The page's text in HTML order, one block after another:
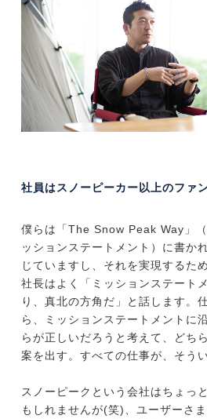
社員はスノーピーカー以上のファ
僕らは「The Snow Peak Way」
ッションステートメント）に書か
じていますし、それを実現するた
社長はよく「ミッションステート
り、真北の方角だ」と話します。
ら、ミッションステートメントに
らが正しいだろうと考えて、どち
案を出す。すべての仕事が、そう
スノーピークという会社はちょっ
もしれませんが(笑)、ユーザーさ